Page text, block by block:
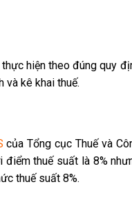
hiện theo đúng quy
và kê khai thuế.
của Tổng cục Thuế và
điểm thuế suất là 8%
thuế suất 8%.